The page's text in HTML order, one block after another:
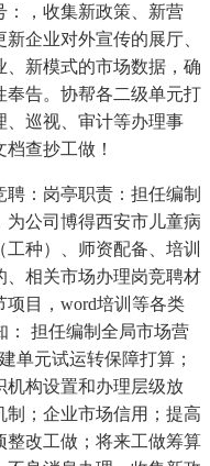
：，收集新政策、新营
企业对外宣传的展厅、
新模式的市场数据，确
奉告。协帮各二级单元打
、巡视、审计等办理事
查抄工做！
：岗亭职责：担任编制
公司博得西安市儿童病
种）、师资配备、培训
、相关市场办理岗竞聘材
目，word培训等各类
： 担任编制全局市场营
单元试运转保障打算；
机构设置和办理层级放
；企业市场信用；提高
整改工做；将来工做筹算